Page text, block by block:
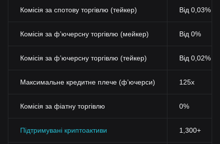
Комісія за спотову торгівлю (тейкер) Від 0,03%
Комісія за фʼючерсну торгівлю (мейкер) Від 0%
Комісія за фʼючерсну торгівлю (тейкер) Від 0,02%
Максимальне кредитне плече (фʼючерси) 125x
Комісія за фіатну торгівлю 0%
Підтримувані криптоактиви 1,300+